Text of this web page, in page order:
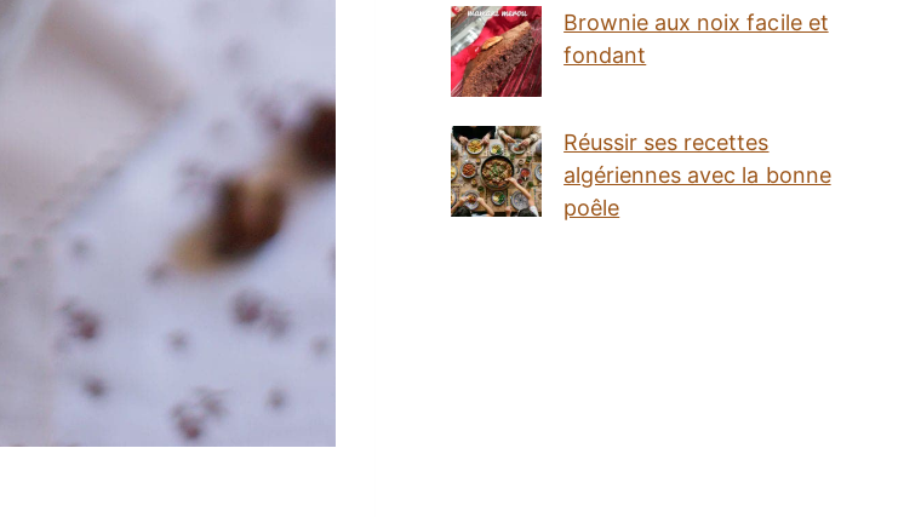
Brownie aux noix facile et
fondant
Réussir ses recettes
algériennes avec la bonne
poêle